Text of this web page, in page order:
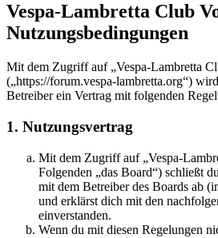
Vespa-Lambretta Club
Nutzungsbedingungen
Mit dem Zugriff auf „Vespa-Lambretta
(„https://forum.vespa-lambretta.org“)
Betreiber ein Vertrag mit folgenden
1. Nutzungsvertrag
Mit dem Zugriff auf „Vespa-
Folgenden „das Board“) schließt
mit dem Betreiber des Boards ab
und erklärst dich mit den
einverstanden.
Wenn du mit diesen Regelungen